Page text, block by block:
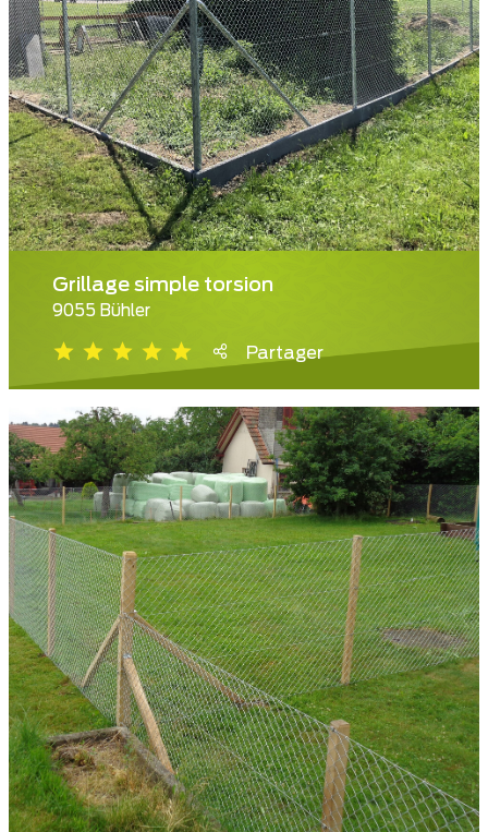
Grillage simple torsion
9055 Bühler
Partager